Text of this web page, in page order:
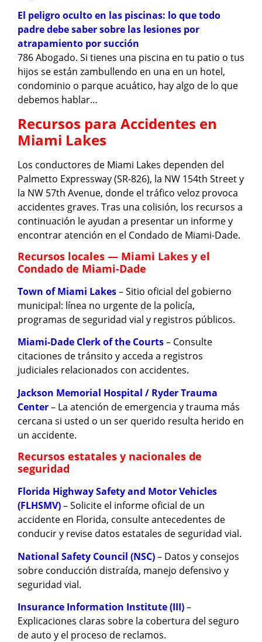
El peligro oculto en las piscinas: lo que todo
padre debe saber sobre las lesiones por
atrapamiento por succión
786 Abogado. Si tienes una piscina en tu patio o tus
hijos se están zambullendo en una en un hotel,
condominio o parque acuático, hay algo de lo que
debemos hablar…
Recursos para Accidentes en
Miami Lakes
Los conductores de Miami Lakes dependen del
Palmetto Expressway (SR-826), la NW 154th Street y
la NW 57th Avenue, donde el tráfico veloz provoca
accidentes graves. Tras una colisión, los recursos a
continuación le ayudan a presentar un informe y
encontrar atención en el Condado de Miami-Dade.
Recursos locales — Miami Lakes y el
Condado de Miami-Dade
Town of Miami Lakes– Sitio oficial del gobierno
municipal: línea no urgente de la policía,
programas de seguridad vial y registros públicos.
Miami-Dade Clerk of the Courts– Consulte
citaciones de tránsito y acceda a registros
judiciales relacionados con accidentes.
Jackson Memorial Hospital / Ryder Trauma
Center– La atención de emergencia y trauma más
cercana si usted o un ser querido resulta herido en
un accidente.
Recursos estatales y nacionales de
seguridad
Florida Highway Safety and Motor Vehicles
(FLHSMV)– Solicite el informe oficial de un
accidente en Florida, consulte antecedentes de
conducir y revise datos estatales de seguridad vial.
National Safety Council (NSC)– Datos y consejos
sobre conducción distraída, manejo defensivo y
seguridad vial.
Insurance Information Institute (III)–
Explicaciones claras sobre la cobertura del seguro
de auto y el proceso de reclamos.